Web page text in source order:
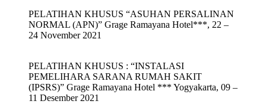
PELATIHAN KHUSUS “ASUHAN PERSALINAN
NORMAL (APN)” Grage Ramayana Hotel***, 22 –
24 November 2021
PELATIHAN KHUSUS : “INSTALASI
PEMELIHARA SARANA RUMAH SAKIT
(IPSRS)” Grage Ramayana Hotel *** Yogyakarta, 09 –
11 Desember 2021